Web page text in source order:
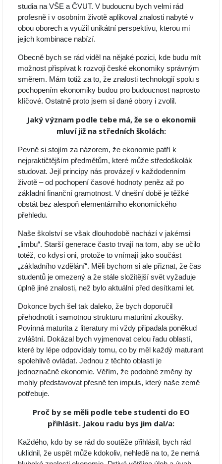
studia na VŠE a ČVUT. V budoucnu bych velmi rád
profesně i v osobním životě aplikoval znalosti nabyté v
obou oborech a využil unikátní perspektivu, kterou mi
jejich kombinace nabízí.
Obecně bych se rád viděl na nějaké pozici, kde budu mít
možnost přispívat k rozvoji české ekonomiky správným
směrem. Mám totiž za to, že znalosti technologií spolu s
pochopením ekonomiky budou pro budoucnost naprosto
klíčové. Ostatně proto jsem si dané obory i zvolil.
Jaký význam podle tebe má, že se o ekonomii
mluví již na středních školách:
Pevně si stojím za názorem, že ekonomie patří k
nejpraktičtějším předmětům, které může středoškolák
studovat. Její principy nás provázejí v každodenním
životě – od pochopení časové hodnoty peněz až po
základní finanční gramotnost. V dnešní době je těžké
obstát bez alespoň elementárního ekonomického
přehledu.
Naše školství se však dlouhodobě nachází v jakémsi
„limbu“. Starší generace často trvají na tom, aby se učilo
totéž, co kdysi oni, protože to vnímají jako součást
„základního vzdělání“. Měli bychom si ale přiznat, že čas
studentů je omezený a že stále složitější svět vyžaduje
úplně jiné znalosti, než bylo aktuální před desítkami let.
Dokonce bych šel tak daleko, že bych doporučil
přehodnotit i samotnou strukturu maturitní zkoušky.
Povinná maturita z literatury mi vždy připadala poněkud
zvláštní. Dokázal bych vyjmenovat celou řadu oblastí,
které by lépe odpovídaly tomu, co by měl každý maturant
spolehlivě ovládat. Jednou z těchto oblastí je
jednoznačně ekonomie. Věřím, že podobné změny by
mohly představovat přesně ten impuls, který naše země
potřebuje.
Proč by se měli podle tebe studenti do EO
přihlásit. Jakou radu bys jim dal/a:
Každého, kdo by se rád do soutěže přihlásil, bych rád
uklidnil, že uspět může kdokoliv, nehledě na to, že nemá